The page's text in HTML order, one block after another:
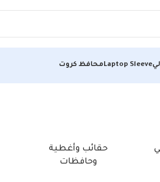
Laptop Sleeveمحافظ كروت
حقائب وأغطية
وحافظات